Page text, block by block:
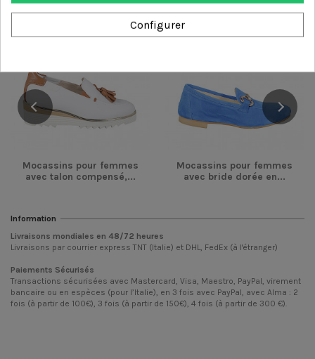
Mocassins pour femmes
avec talon compensé,...
Mocassins pour femmes
avec bride dorée en...
-36,00 €
Information
Livraisons mondiales en 48/72 heures
Livraisons par courrier express TNT (Italie) et DHL, FedEx (à l'étranger)
Paiements Sécurisés
Transactions sécurisées avec Mastercard, Visa, Maestro, PayPal, virement
bancaire ou en espèces (pour l’Italie), en 3 fois avec PayPal, avec Alma : 2
fois (à partir de 100€), 3 fois (à partir de 150€), 4 fois (à partir de 300 €).
Configurer